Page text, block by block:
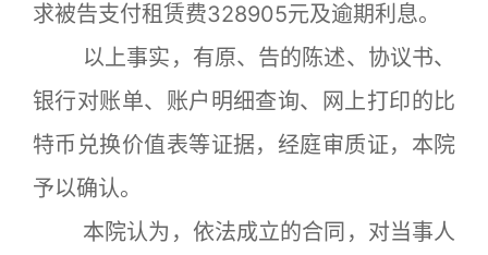
求被告支付租赁费328905元及逾期利息。
以上事实，有原、告的陈述、协议书、
银行对账单、账户明细查询、网上打印的比
特币兑换价值表等证据，经庭审质证，本院
予以确认。
本院认为，依法成立的合同，对当事人